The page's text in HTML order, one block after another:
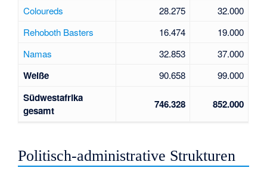
Coloureds 28.275
32.000
Rehoboth Basters
16.474
19.000
Namas
32.853 37.000
Weiße 90.658 99.000
Südwestafrika
gesamt
746.328 852.000
Politisch-administrative Strukturen